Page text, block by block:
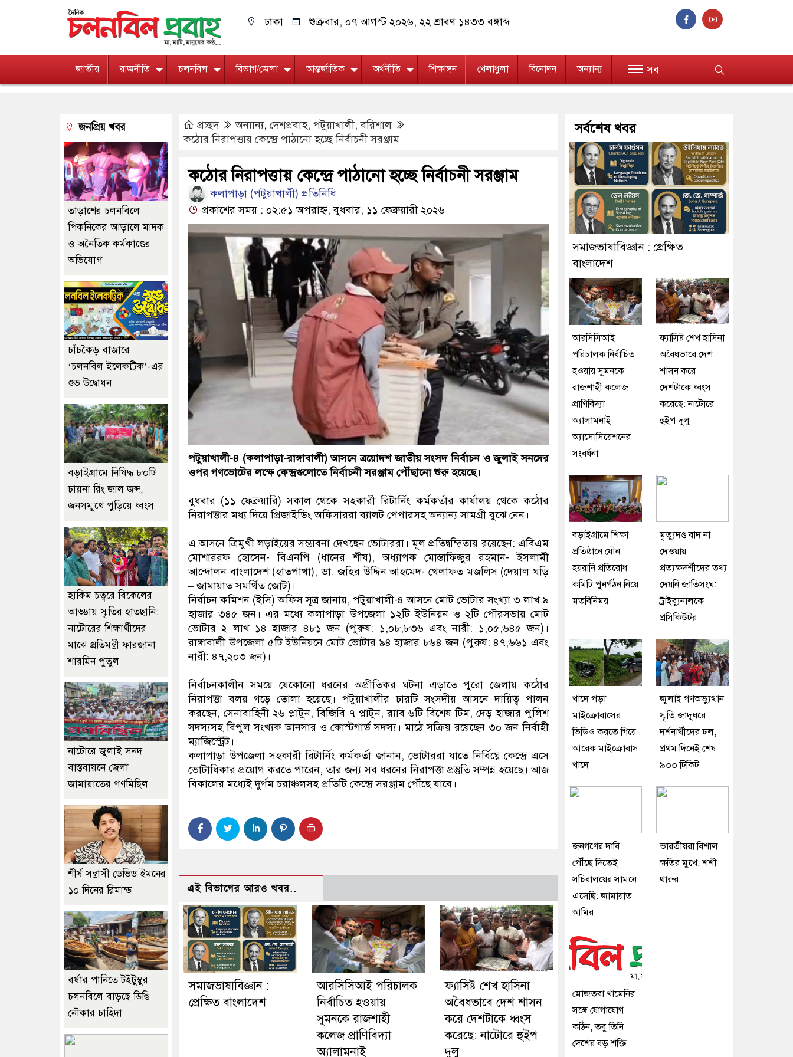
ঢাকা শুক্রবার, ০৭ আগস্ট ২০২৬, ২২ শ্রাবণ ১৪৩৩ বঙ্গাব্দ
জাতীয় রাজনীতি চলনবিল বিভাগ/জেলা আন্তর্জাতিক অর্থনীতি শিক্ষাঙ্গন খেলাধুলা বিনোদন অন্যান্য সব
প্রচ্ছদ অন্যান্য, দেশপ্রবাহ, পটুয়াখালী,বরিশাল
কঠোর নিরাপত্তায় কেন্দ্রে পাঠানো হচ্ছে নির্বাচনী সরঞ্জাম
কঠোর নিরাপত্তায় কেন্দ্রে পাঠানো হচ্ছে নির্বাচনী সরঞ্জাম
কলাপাড়া (পটুয়াখালী) প্রতিনিধি
প্রকাশের সময় : ০২:৫১ অপরাহ্ন, বুধবার, ১১ ফেব্রুয়ারী ২০২৬
পটুয়াখালী-৪ (কলাপাড়া-রাঙ্গাবালী) আসনে ত্রয়োদশ জাতীয় সংসদ নির্বাচন ও জুলাই সনদের
ওপর গণভোটের লক্ষে কেন্দ্রগুলোতে নির্বাচনী সরঞ্জাম পৌঁছানো শুরু হয়েছে।
বুধবার (১১ ফেব্রুয়ারি) সকাল থেকে সহকারী রিটার্নিং কর্মকর্তার কার্যালয় থেকে কঠোর
নিরাপত্তার মধ্য দিয়ে প্রিজাইডিং অফিসাররা ব্যালট পেপারসহ অন্যান্য সামগ্রী বুঝে নেন।
এ আসনে ত্রিমুখী লড়াইয়ের সম্ভাবনা দেখছেন ভোটাররা। মূল প্রতিদ্বন্দ্বিতায় রয়েছেন: এবিএম
মোশাররফ হোসেন- বিএনপি (ধানের শীষ), অধ্যাপক মোস্তাফিজুর রহমান- ইসলামী
আন্দোলন বাংলাদেশ (হাতপাখা), ডা. জহির উদ্দিন আহমেদ- খেলাফত মজলিস (দেয়াল ঘড়ি
– জামায়াত সমর্থিত জোট)।
নির্বাচন কমিশন (ইসি) অফিস সূত্র জানায়, পটুয়াখালী-৪ আসনে মোট ভোটার সংখ্যা ৩ লাখ ৯
হাজার ৩৪৫ জন। এর মধ্যে কলাপাড়া উপজেলা ১২টি ইউনিয়ন ও ২টি পৌরসভায় মোট
ভোটার ২ লাখ ১৪ হাজার ৪৮১ জন (পুরুষ: ১,০৮,৮৩৬ এবং নারী: ১,০৫,৬৪৫ জন)।
রাঙ্গাবালী উপজেলা ৫টি ইউনিয়নে মোট ভোটার ৯৪ হাজার ৮৬৪ জন (পুরুষ: ৪৭,৬৬১ এবং
নারী: ৪৭,২০৩ জন)।
নির্বাচনকালীন সময়ে যেকোনো ধরনের অপ্রীতিকর ঘটনা এড়াতে পুরো জেলায় কঠোর
নিরাপত্তা বলয় গড়ে তোলা হয়েছে। পটুয়াখালীর চারটি সংসদীয় আসনে দায়িত্ব পালন
করছেন, সেনাবাহিনী ২৬ প্লাটুন, বিজিবি ৭ প্লাটুন, র‍্যাব ৬টি বিশেষ টিম, দেড় হাজার পুলিশ
সদস্যসহ বিপুল সংখ্যক আনসার ও কোস্টগার্ড সদস্য। মাঠে সক্রিয় রয়েছেন ৩০ জন নির্বাহী
ম্যাজিস্ট্রেট।
কলাপাড়া উপজেলা সহকারী রিটার্নিং কর্মকর্তা জানান, ভোটাররা যাতে নির্বিঘ্নে কেন্দ্রে এসে
ভোটাধিকার প্রয়োগ করতে পারেন, তার জন্য সব ধরনের নিরাপত্তা প্রস্তুতি সম্পন্ন হয়েছে। আজ
বিকালের মধ্যেই দুর্গম চরাঞ্চলসহ প্রতিটি কেন্দ্রে সরঞ্জাম পৌঁছে যাবে।
এই বিভাগের আরও খবর..
সমাজভাষাবিজ্ঞান :
প্রেক্ষিত বাংলাদেশ
আরসিসিআই পরিচালক
নির্বাচিত হওয়ায়
সুমনকে রাজশাহী
কলেজ প্রাণিবিদ্যা
অ্যালামনাই
ফ্যাসিষ্ট শেখ হাসিনা
অবৈধভাবে দেশ শাসন
করে দেশটাকে ধ্বংস
করেছে: নাটোরে হুইপ
দুলু
জনপ্রিয় খবর
তাড়াশের চলনবিলে
পিকনিকের আড়ালে মাদক
ও অনৈতিক কর্মকাণ্ডের
অভিযোগ
চাঁচকৈড় বাজারে
‘চলনবিল ইলেকট্রিক’-এর
শুভ উদ্বোধন
বড়াইগ্রামে নিষিদ্ধ ৮০টি
চায়না রিং জাল জব্দ,
জনসম্মুখে পুড়িয়ে ধ্বংস
হাকিম চত্বরে বিকেলের
আড্ডায় স্মৃতির হাতছানি:
নাটোরের শিক্ষার্থীদের
মাঝে প্রতিমন্ত্রী ফারজানা
শারমিন পুতুল
নাটোরে জুলাই সনদ
বাস্তবায়নে জেলা
জামায়াতের গণমিছিল
শীর্ষ সন্ত্রাসী ডেভিড ইমনের
১০ দিনের রিমান্ড
বর্ষার পানিতে টইটুম্বুর
চলনবিলে বাড়ছে ডিঙি
নৌকার চাহিদা
সর্বশেষ খবর
সমাজভাষাবিজ্ঞান : প্রেক্ষিত
বাংলাদেশ
আরসিসিআই
পরিচালক নির্বাচিত
হওয়ায় সুমনকে
রাজশাহী কলেজ
প্রাণিবিদ্যা
অ্যালামনাই
অ্যাসোসিয়েশনের
সংবর্ধনা
ফ্যাসিষ্ট শেখ হাসিনা
অবৈধভাবে দেশ
শাসন করে
দেশটাকে ধ্বংস
করেছে: নাটোরে
হুইপ দুলু
বড়াইগ্রামে শিক্ষা
প্রতিষ্ঠানে যৌন
হয়রানি প্রতিরোধ
কমিটি পুনর্গঠন নিয়ে
মতবিনিময়
মৃত্যুদণ্ড বাদ না
দেওয়ায়
প্রত্যক্ষদর্শীদের তথ্য
দেয়নি জাতিসংঘ:
ট্রাইব্যুনালকে
প্রসিকিউটর
খাদে পড়া
মাইক্রোবাসের
ভিডিও করতে গিয়ে
আরেক মাইক্রোবাস
খাদে
জুলাই গণঅভ্যুত্থান
স্মৃতি জাদুঘরে
দর্শনার্থীদের ঢল,
প্রথম দিনেই শেষ
৯০০ টিকিট
জনগণের দাবি
পৌঁছে দিতেই
সচিবালয়ের সামনে
এসেছি: জামায়াত
আমির
ভারতীয়রা বিশাল
ক্ষতির মুখে: শশী
থারুর
মোজতবা খামেনির
সঙ্গে যোগাযোগ
কঠিন, তবু তিনি
দেশের বড় শক্তি